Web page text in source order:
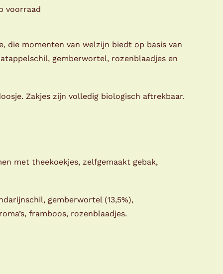
voorraad
die momenten van welzijn biedt op basis van
gemberwortel, rozenblaadjes en
Zakjes zijn volledig biologisch aftrekbaar.
met theekoekjes, zelfgemaakt gebak,
gemberwortel (13,5%),
framboos, rozenblaadjes.